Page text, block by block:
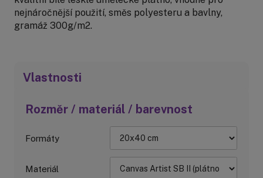
nejnáročnější použití, směs polyesteru a bavlny,
gramáž 300g/m2.
Vlastnosti
Rozměr / materiál / barevnost
Formáty
Materiál